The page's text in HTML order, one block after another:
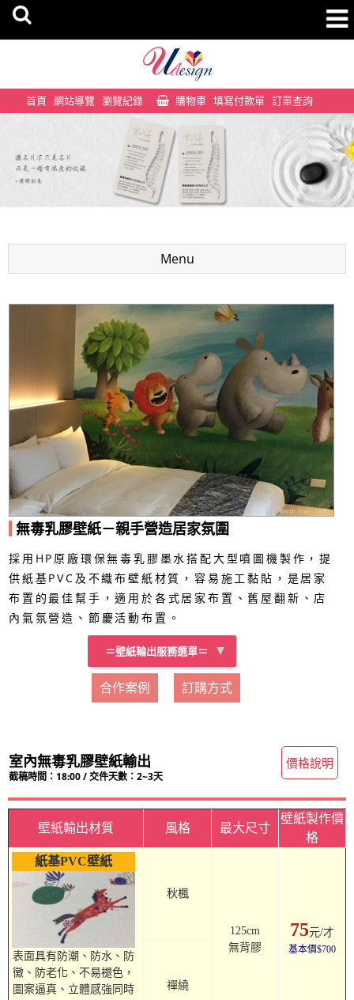
首頁 網站導覽 瀏覽紀錄 購物車 填寫付款單 訂單查詢
Menu
無毒乳膠壁紙－親手營造居家氛圍
採用HP原廠環保無毒乳膠墨水搭配大型噴圖機製作，提
供紙基PVC及不織布壁紙材質，容易施工黏貼，是居家
布置的最佳幫手，適用於各式居家布置、舊屋翻新、店
內氣氛營造、節慶活動布置。
＝壁紙輸出服務選單＝
不織布壁紙
紙基PVC壁紙
合作案例 訂購方式
室內無毒乳膠壁紙輸出
截稿時間：18:00 / 交件天數：2~3天
價格說明
壁紙輸出材質 風格 最大尺寸
壁紙製作價
格
紙基PVC壁紙
表面具有防潮、防水、防
黴、防老化、不易褪色，
圖案逼真、立體感強同時
秋楓
125cm
無背膠
75元/才
基本價$700
禪繞